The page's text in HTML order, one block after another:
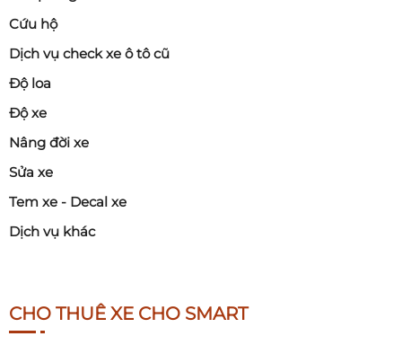
Cứu hộ
Dịch vụ check xe ô tô cũ
Độ loa
Độ xe
Nâng đời xe
Sửa xe
Tem xe - Decal xe
Dịch vụ khác
CHO THUÊ XE CHO SMART